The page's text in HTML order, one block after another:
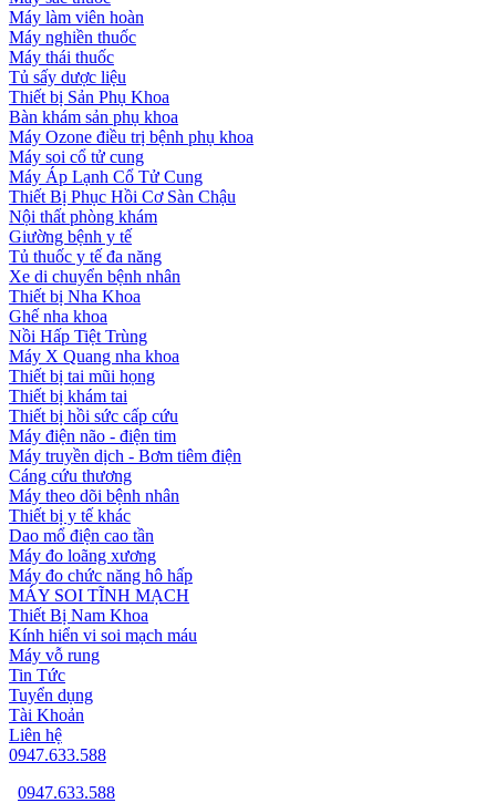
Máy làm viên hoàn
Máy nghiền thuốc
Máy thái thuốc
Tủ sấy dược liệu
Thiết bị Sản Phụ Khoa
Bàn khám sản phụ khoa
Máy Ozone điều trị bệnh phụ khoa
Máy soi cổ tử cung
Máy Áp Lạnh Cổ Tử Cung
Thiết Bị Phục Hồi Cơ Sàn Chậu
Nội thất phòng khám
Giường bệnh y tế
Tủ thuốc y tế đa năng
Xe di chuyển bệnh nhân
Thiết bị Nha Khoa
Ghế nha khoa
Nồi Hấp Tiệt Trùng
Máy X Quang nha khoa
Thiết bị tai mũi họng
Thiết bị khám tai
Thiết bị hồi sức cấp cứu
Máy điện não - điện tim
Máy truyền dịch - Bơm tiêm điện
Cáng cứu thương
Máy theo dõi bệnh nhân
Thiết bị y tế khác
Dao mổ điện cao tần
Máy đo loãng xương
Máy đo chức năng hô hấp
MÁY SOI TĨNH MẠCH
Thiết Bị Nam Khoa
Kính hiển vi soi mạch máu
Máy vỗ rung
Tin Tức
Tuyển dụng
Tài Khoản
Liên hệ
0947.633.588
0947.633.588